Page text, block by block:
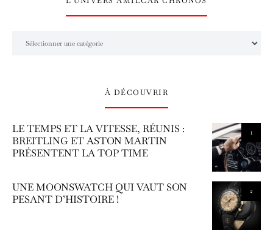
À DÉCOUVRIR
1
LE TEMPS ET LA VITESSE, RÉUNIS :
BREITLING ET ASTON MARTIN
PRÉSENTENT LA TOP TIME
2
UNE MOONSWATCH QUI VAUT SON
PESANT D’HISTOIRE !